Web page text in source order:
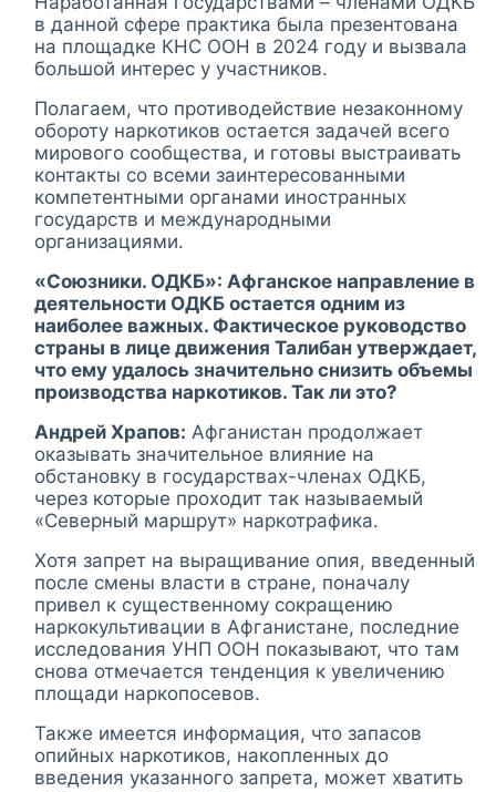
в данной сфере практика была презентована
на площадке КНС ООН в 2024 году и вызвала
большой интерес у участников.
Полагаем, что противодействие незаконному
обороту наркотиков остается задачей всего
мирового сообщества, и готовы выстраивать
контакты со всеми заинтересованными
компетентными органами иностранных
государств и международными
организациями.
«Союзники. ОДКБ»: Афганское направление в
деятельности ОДКБ остается одним из
наиболее важных. Фактическое руководство
страны в лице движения Талибан утверждает,
что ему удалось значительно снизить объемы
производства наркотиков. Так ли это?
Андрей Храпов: Афганистан продолжает
оказывать значительное влияние на
обстановку в государствах-членах ОДКБ,
через которые проходит так называемый
«Северный маршрут» наркотрафика.
Хотя запрет на выращивание опия, введенный
после смены власти в стране, поначалу
привел к существенному сокращению
наркокультивации в Афганистане, последние
исследования УНП ООН показывают, что там
снова отмечается тенденция к увеличению
площади наркопосевов.
Также имеется информация, что запасов
опийных наркотиков, накопленных до
введения указанного запрета, может хватить